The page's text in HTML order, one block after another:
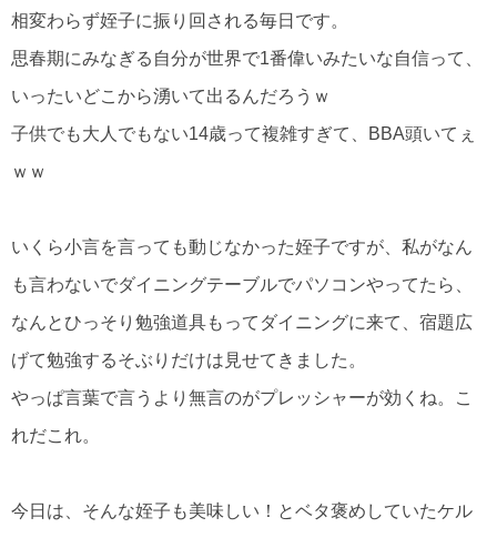
相変わらず姪子に振り回される毎日です。
思春期にみなぎる自分が世界で1番偉いみたいな自信って、
いったいどこから湧いて出るんだろうｗ
子供でも大人でもない14歳って複雑すぎて、BBA頭いてぇ
ｗｗ
いくら小言を言っても動じなかった姪子ですが、私がなん
も言わないでダイニングテーブルでパソコンやってたら、
なんとひっそり勉強道具もってダイニングに来て、宿題広
げて勉強するそぶりだけは見せてきました。
やっぱ言葉で言うより無言のがプレッシャーが効くね。こ
れだこれ。
今日は、そんな姪子も美味しい！とベタ褒めしていたケル